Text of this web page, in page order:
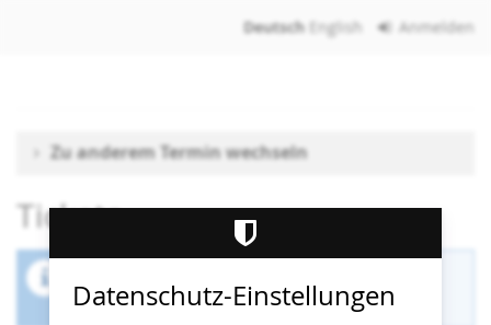
Deutsch English Anmelden
Zu anderem Termin wechseln
Tickets
ist beendet.
Datenschutz-Einstellungen